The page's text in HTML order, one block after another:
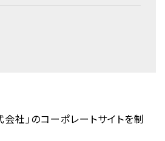
会社」のコーポレートサイトを制